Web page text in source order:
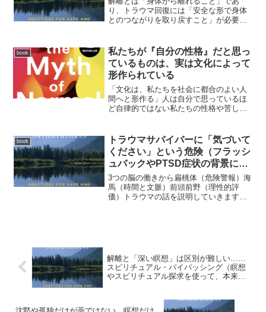
り、トラウマ回復には「安全な形で身体
とのつながりを取り戻すこと」が必要で
のつながりを弱めることがあります。つ
まり、解離です。解離すると...
book
私たちが『自分の性格』だと思っ
ているものは、実は文化によって
形作られている
「文化は、私たちを社会に都合のよい人
間へと形作る」人は自分で思っているほ
ど自律的ではない私たちの性格や苦しみ
個人の問題だと思われている苦しみが、
実は文化そのものの反映で...
book
トラウマサバイバーに「気づいて
ください」という危険（フラッシ
ュバックやPTSD症状の背景にあ
るメカニズム）
3つの脳の働きから扁桃体（危険警報）海
馬（時間と文脈）前頭前野（理性的評
価）トラウマの話を説明していきます。
解離と「深い瞑想」は区別が難しい……
スピリチュアル・バイパッシング（瞑想
やスピリチュアル探求を使って、本来向